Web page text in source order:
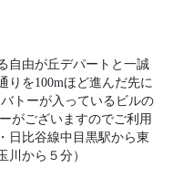
自由が丘デパートと一誠
りを100mほど進んだ先に
トーが入っているビルの
がございますのでご利用
日比谷線中目黒駅から東
川から５分）